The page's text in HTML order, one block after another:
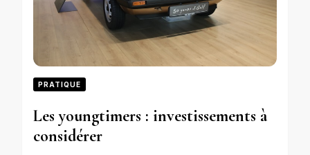
PRATIQUE
Les youngtimers : investissements à
considérer